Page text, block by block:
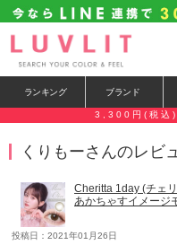
ランキング ブランド
3,300円(税込)
くりもーさんのレビ
Cheritta 1day (チェ
あかちゃすイメージ
投稿日：2021年01月26日